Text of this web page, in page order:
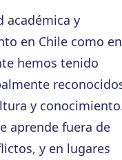
académica y
en Chile como en
hemos tenido
y
aprende fuera de
y en lugares